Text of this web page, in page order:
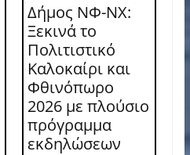
Δήμος ΝΦ-ΝΧ:
Ξεκινά το
Πολιτιστικό
Καλοκαίρι και
Φθινόπωρο
2026 με πλούσιο
πρόγραμμα
εκδηλώσεων